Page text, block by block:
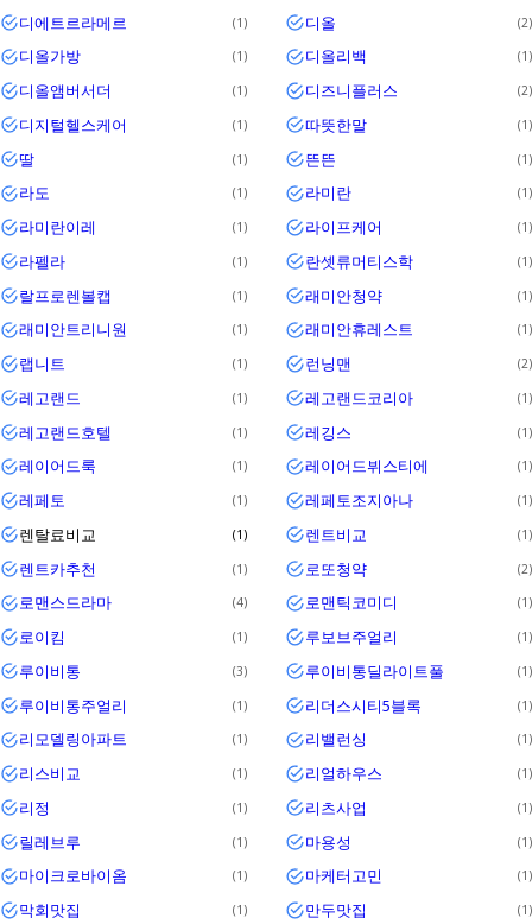
디에트르라메르 1 디올 2
디올가방 1 디올리백 1
디올앰버서더 1 디즈니플러스 2
디지털헬스케어 1 따뜻한말 1
딸 1 뜬뜬 1
라도 1 라미란 1
라미란이레 1 라이프케어 1
라펠라 1 란셋류머티스학 1
랄프로렌볼캡 1 래미안청약 1
래미안트리니원 1 래미안휴레스트 1
랩니트 1 런닝맨 2
레고랜드 1 레고랜드코리아 1
레고랜드호텔 1 레깅스 1
레이어드룩 1 레이어드뷔스티에 1
레페토 1 레페토조지아나 1
렌탈료비교 1 렌트비교 1
렌트카추천 1 로또청약 2
로맨스드라마 4 로맨틱코미디 1
로이킴 1 루보브주얼리 1
루이비통 3 루이비통딜라이트풀 1
루이비통주얼리 1 리더스시티5블록 1
리모델링아파트 1 리밸런싱 1
리스비교 1 리얼하우스 1
리정 1 리츠사업 1
릴레브루 1 마용성 1
마이크로바이옴 1 마케터고민 1
막회맛집 1 만두맛집 1